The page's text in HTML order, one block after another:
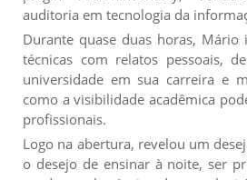
auditoria em tecnologia da
Durante quase duas horas, Mário
técnicas com relatos pessoais,
universidade em sua carreira e
como a visibilidade acadêmica
profissionais.
Logo na abertura, revelou um
o desejo de ensinar à noite, ser